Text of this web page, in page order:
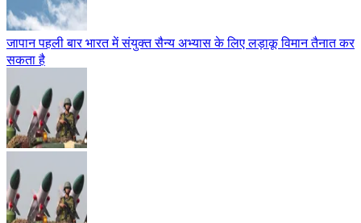
जापान पहली बार भारत में संयुक्त सैन्य अभ्यास के लिए लड़ाकू विमान तैनात कर
सकता है